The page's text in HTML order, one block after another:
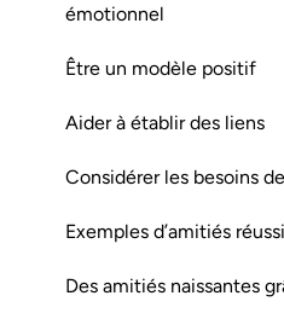
émotionnel
Être un modèle positif
Aider à établir des liens
Considérer les besoins
Exemples d’amitiés
Des amitiés naissantes